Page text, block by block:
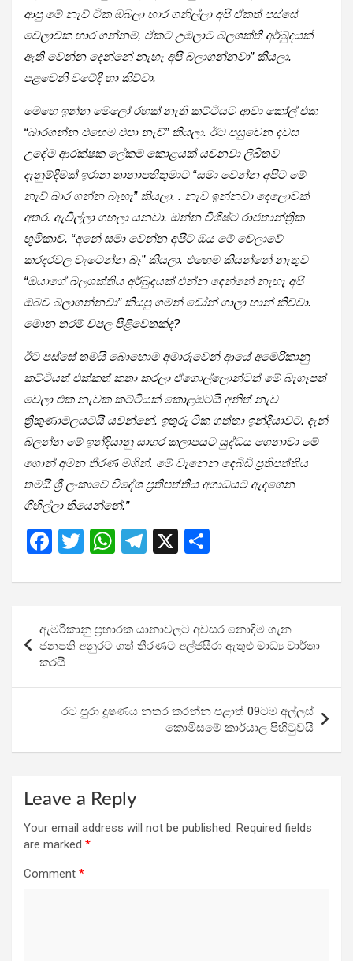
ආපු මේ නැව් ටික ඔබලා භාර ගනිල්ලා අපි ඒකත් පස්සේ
වෙලාවක භාර ගන්නම්, ඒකට උඹලාට බලශක්ති අර්බුදයක්
ඇති වෙන්න දෙන්නේ නැහැ අපි බලාගන්නවා” කියලා.
පළවෙනි වටේදී හා කිව්වා.
මෙහෙ ඉන්න මෙලෝ රහක් නැති කට්ටියට ආවා කෝල් එක
“බාරගන්න එහෙම එපා නැව්” කියලා. ඊට පසුවෙන දවස
උදේම ආරක්ෂක ලේකම් කොළයක් යවනවා ලිඛිතව
දැනුම්දීමක් ඉරාන තානාපතිතුමාට “සමා වෙන්න අපිට මේ
නැව් බාර ගන්න බෑහැ” කියලා. . නැව ඉන්නවා දෙලොවක්
අතර. ඇවිල්ලා ගහලා යනවා. ඔන්න විශිෂ්ට රාජතාන්ත්‍රික
භූමිකාව. “අනේ සමා වෙන්න අපිට ඔය මේ වෙලාවේ
කරදරවල වැටෙන්න බෑ” කියලා. එහෙම කියන්නේ නැතුව
“ඔයාගේ බලශක්තිය අර්බුදයක් එන්න දෙන්නේ නැහැ අපි
ඔබව බලාගන්නවා” කියපු ගමන් ඩෝන් ගාලා හාන් කිව්වා.
මොන තරම් චපල පිළිවෙතක්ද?
ඊට පස්සේ තමයි බොහොම අමාරුවෙන් ආයේ අමෙරිකානු
කට්ටියත් එක්කත් කතා කරලා ඒගොල්ලොන්ටත් මේ බැගෑපත්
වෙලා එක නැවක කට්ටියක් කොළඹටයි අනිත් නැව
ත්‍රිකුණාමලයටයි යවන්නේ. ඉතුරු ටික ගත්තා ඉන්දියාවට. දැන්
බලන්න මේ ඉන්දියානු සාගර කලාපයට යුද්ධය ගෙනාවා මේ
ගොන් අමන තීරණ මගින්. මේ වැනෙන දෙබිඩි ප්‍රතිපත්තිය
තමයි ශ්‍රී ලංකාවේ විදේශ ප්‍රතිපත්තිය අගාධයට ඇදගෙන
ගිහිල්ලා තියෙන්නේ.”
F
ce
b
o
o
k
T
tt
W
at
s
A
p
T
e
gr
a
X
ar
navigation
ඇමරිකානු ප්‍රහාරක යානාවලට අවසර නොදිම ගැන
ජනපති අනුරට ගත් තීරණට අල්ජසීරා ඇතුළු මාධ්‍ය වාර්තා
කරයි
රට පුරා දූෂණය නතර කරන්න පළාත් 09ටම අල්ලස්
කොමිසමේ කාර්යාල පිහිටුවයි
Leave a Reply
Your email address will not be published. Required fields
are marked *
Comment *